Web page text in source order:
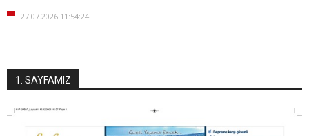
27.07.2026 11:54:24
1. SAYFAMIZ